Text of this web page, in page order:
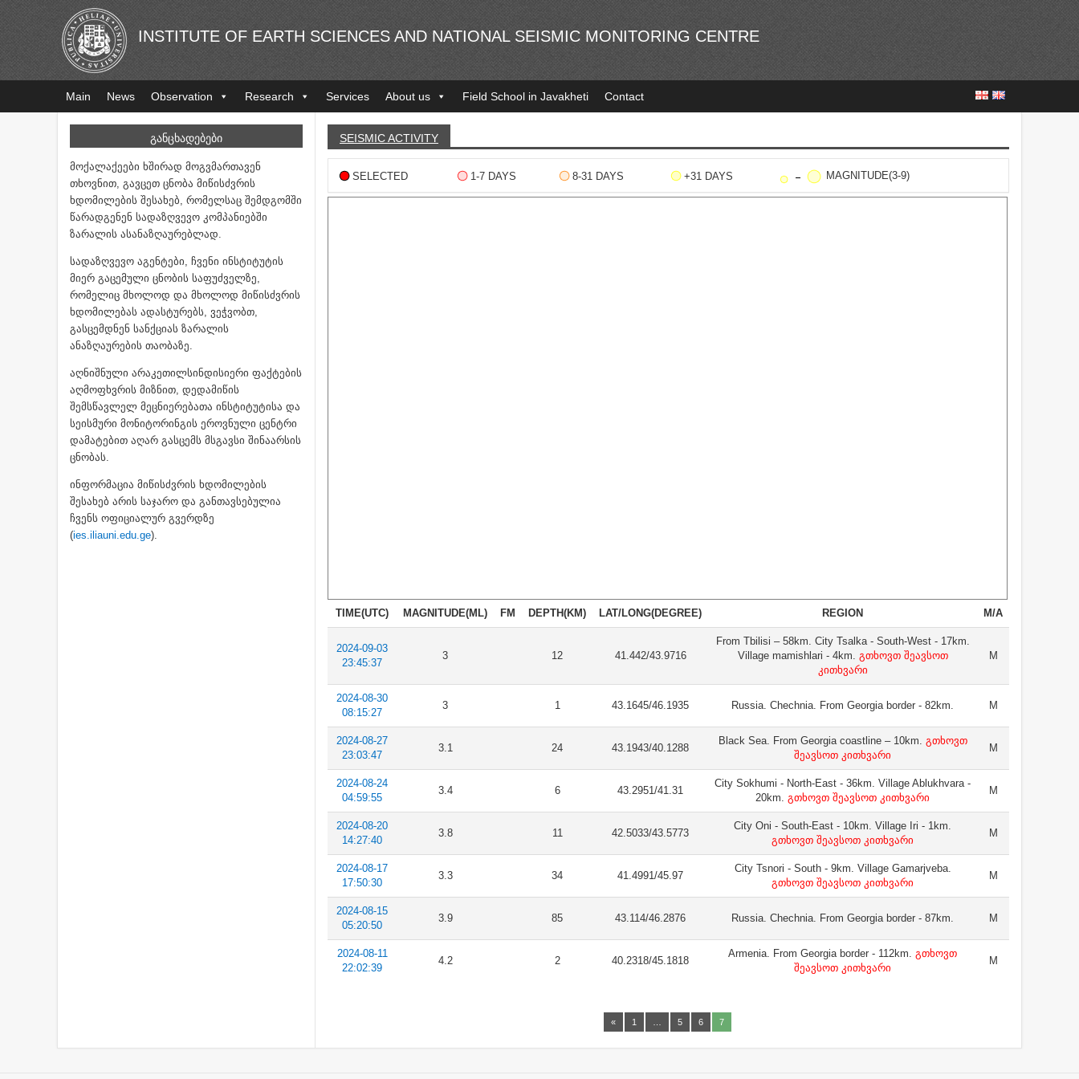
INSTITUTE OF EARTH SCIENCES AND NATIONAL SEISMIC MONITORING CENTRE
Main News Observation Research Services About us Field School in Javakheti Contact
ᲒᲐᲜᲪᲮᲐᲓᲔᲑᲔᲑᲘ
მოქალაქეები ხშირად მოგვმართავენ
თხოვნით, გავცეთ ცნობა მიწისძვრის
ხდომილების შესახებ, რომელსაც შემდგომში
წარადგენენ სადაზღვევო კომპანიებში
ზარალის ასანაზღაურებლად.
სადაზღვევო აგენტები, ჩვენი ინსტიტუტის
მიერ გაცემული ცნობის საფუძველზე,
რომელიც მხოლოდ და მხოლოდ მიწისძვრის
ხდომილებას ადასტურებს, ვეჭვობთ,
გასცემდნენ სანქციას ზარალის
ანაზღაურების თაობაზე.
აღნიშნული არაკეთილსინდისიერი ფაქტების
აღმოფხვრის მიზნით, დედამიწის
შემსწავლელ მეცნიერებათა ინსტიტუტისა და
სეისმური მონიტორინგის ეროვნული ცენტრი
დამატებით აღარ გასცემს მსგავსი შინაარსის
ცნობას.
ინფორმაცია მიწისძვრის ხდომილების
შესახებ არის საჯარო და განთავსებულია
ჩვენს ოფიციალურ გვერდზე
(ies.iliauni.edu.ge).
SEISMIC ACTIVITY
SELECTED 1-7 DAYS 8-31 DAYS +31 DAYS MAGNITUDE(3-9)
TIME(UTC) MAGNITUDE(ML) FM DEPTH(KM) LAT/LONG(DEGREE) REGION M/A
2024-09-03
23:45:37
3 12 41.442/43.9716
From Tbilisi – 58km. City Tsalka - South-West - 17km.
Village mamishlari - 4km. გთხოვთ შეავსოთ
კითხვარი
M
2024-08-30
08:15:27
3 1 43.1645/46.1935 Russia. Chechnia. From Georgia border - 82km. M
2024-08-27
23:03:47
3.1 24 43.1943/40.1288
Black Sea. From Georgia coastline – 10km. გთხოვთ
შეავსოთ კითხვარი
M
2024-08-24
04:59:55
3.4 6 43.2951/41.31
City Sokhumi - North-East - 36km. Village Ablukhvara -
20km. გთხოვთ შეავსოთ კითხვარი
M
2024-08-20
14:27:40
3.8 11 42.5033/43.5773
City Oni - South-East - 10km. Village Iri - 1km.
გთხოვთ შეავსოთ კითხვარი
M
2024-08-17
17:50:30
3.3 34 41.4991/45.97
City Tsnori - South - 9km. Village Gamarjveba.
გთხოვთ შეავსოთ კითხვარი
M
2024-08-15
05:20:50
3.9 85 43.114/46.2876 Russia. Chechnia. From Georgia border - 87km. M
2024-08-11
22:02:39
4.2 2 40.2318/45.1818
Armenia. From Georgia border - 112km. გთხოვთ
შეავსოთ კითხვარი
M
« 1 5 6 7